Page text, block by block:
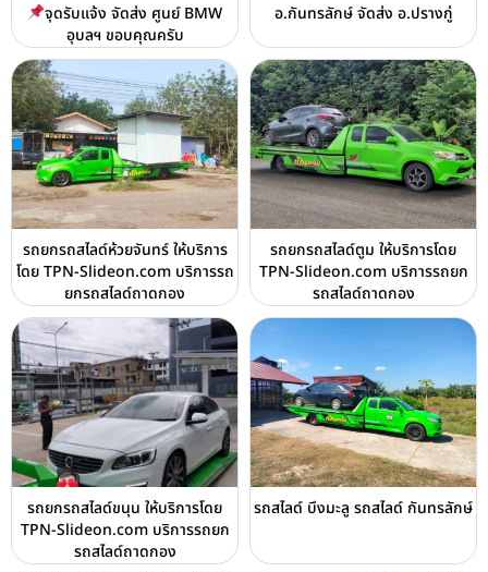
จุดรับแจ้ง จัดส่ง ศูนย์ BMW
อุบลฯ ขอบคุณครับ
อ.กันทรลักษ์ จัดส่ง อ.ปรางกู่
รถยกรถสไลด์ห้วยจันทร์ ให้บริการ
โดย TPN-Slideon.com บริการรถ
ยกรถสไลด์ถาดกอง
รถยกรถสไลด์ตูม ให้บริการโดย
TPN-Slideon.com บริการรถยก
รถสไลด์ถาดกอง
รถยกรถสไลด์ขนุน ให้บริการโดย
TPN-Slideon.com บริการรถยก
รถสไลด์ถาดกอง
รถสไลด์ บึงมะลู รถสไลด์ กันทรลักษ์